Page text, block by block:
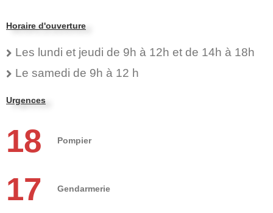
Horaire d'ouverture
Les lundi et jeudi de 9h à 12h et de 14h à 18h
Le samedi de 9h à 12 h
Urgences
18 Pompier
17 Gendarmerie